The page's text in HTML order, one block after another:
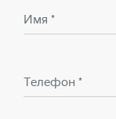
Имя *
Телефон *